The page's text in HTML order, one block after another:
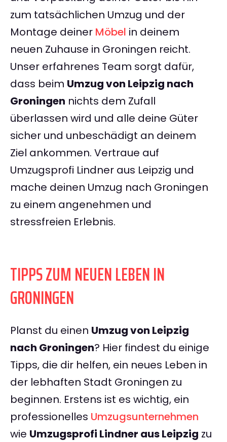
zum tatsächlichen Umzug und der
Montage deiner Möbel in deinem
neuen Zuhause in Groningen reicht.
Unser erfahrenes Team sorgt dafür,
dass beim Umzug von Leipzig nach
Groningen nichts dem Zufall
überlassen wird und alle deine Güter
sicher und unbeschädigt an deinem
Ziel ankommen. Vertraue auf
Umzugsprofi Lindner aus Leipzig und
mache deinen Umzug nach Groningen
zu einem angenehmen und
stressfreien Erlebnis.
TIPPS ZUM NEUEN LEBEN IN
GRONINGEN
Planst du einen Umzug von Leipzig
nach Groningen? Hier findest du einige
Tipps, die dir helfen, ein neues Leben in
der lebhaften Stadt Groningen zu
beginnen. Erstens ist es wichtig, ein
professionelles Umzugsunternehmen
wie Umzugsprofi Lindner aus Leipzig zu